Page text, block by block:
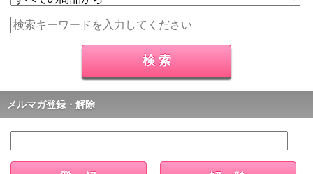
メルマガ登録・解除